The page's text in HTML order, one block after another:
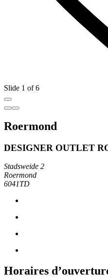
Slide 1 of 6
Roermond
DESIGNER OUTLET
Stadsweide 2
Roermond
6041TD
Horaires